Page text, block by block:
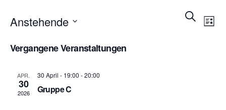
Suche
Liste
Anstehende
wählen.
Vergangene Veranstaltungen
APR.
30
2026
30 April - 19:00 -20:00
Gruppe C